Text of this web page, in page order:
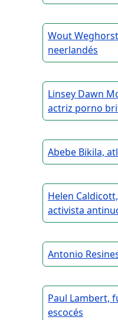
Wout
neerlandés
Linsey Dawn
actriz porno
Abebe Bikila,
Helen
activista
Antonio
Paul Lambert,
escocés